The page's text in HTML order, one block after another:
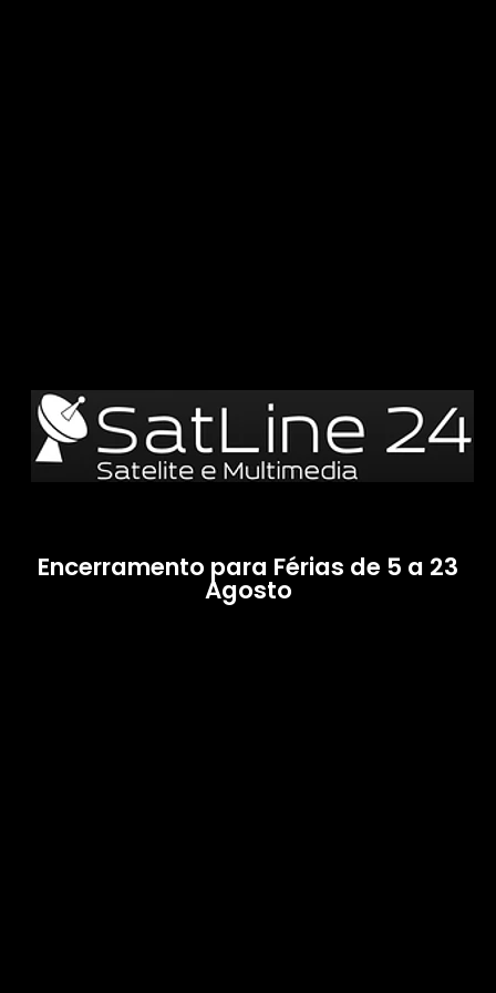
Encerramento para Férias de 5 a 23
Agosto